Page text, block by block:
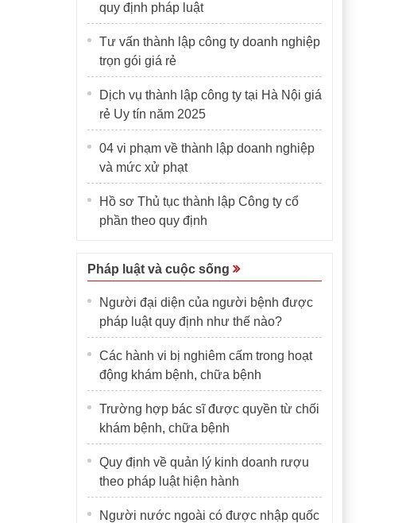
quy định pháp luật
Tư vấn thành lập công ty doanh nghiệp
trọn gói giá rẻ
Dịch vụ thành lập công ty tại Hà Nội giá
rẻ Uy tín năm 2025
04 vi phạm về thành lập doanh nghiệp
và mức xử phạt
Hồ sơ Thủ tục thành lập Công ty cổ
phần theo quy định
Pháp luật và cuộc sống
Người đại diện của người bệnh được
pháp luật quy định như thế nào?
Các hành vi bị nghiêm cấm trong hoạt
động khám bệnh, chữa bệnh
Trường hợp bác sĩ được quyền từ chối
khám bệnh, chữa bệnh
Quy định về quản lý kinh doanh rượu
theo pháp luật hiện hành
Người nước ngoài có được nhập quốc